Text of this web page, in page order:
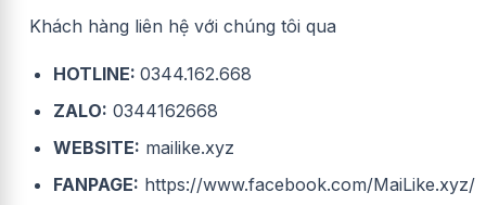
Khách hàng liên hệ với chúng tôi qua
HOTLINE: 0344.162.668
ZALO: 0344162668
WEBSITE: mailike.xyz
FANPAGE: https://www.facebook.com/MaiLike.xyz/